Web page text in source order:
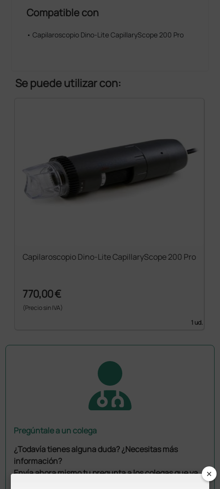
Compatible con
• Capilaroscopio Dino-Lite CapillaryScope 200 Pro
Se puede utilizar con:
Capilaroscopio Dino-Lite CapillaryScope 200 Pro
770,00 €
(Precio sin IVA)
1 ud.
Pregúntale a un colega
¿Todavía tienes alguna duda? ¿Necesitas más
información?
Envía ahora mismo tu pregunta a los colegas que ya
×